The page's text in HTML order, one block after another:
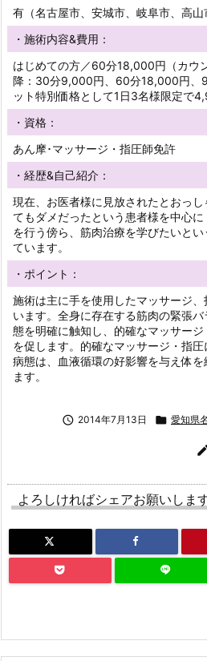
有（名古屋市、安城市、岐阜市、高山
・施術内容&費用：
はじめての方／60分18,000円（カウ
降：30分9,000円、60分18,000円、
ット特別価格として1日3名様限定で
・資格：
あん摩･マッサージ・指圧師免許
・経歴&自己紹介：
現在、お医者様に見放されたとおっ
てもダメだったという患者様を中心
を行う傍ら、筋肉治療を学びたいと
ています。
・ポイント：
施術は主に手を使用したマッサージ
います。全身に存在する筋肉の緊張
態を明確に触知し、的確なマッサー
を促します。的確なマッサージ・指
病態は、血液循環の好影響を与え体
ます。
 2014年7月13日  愛知県
よろしければシェアお願いしま